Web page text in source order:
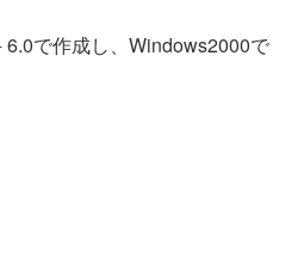
で作成し、Windows2000で